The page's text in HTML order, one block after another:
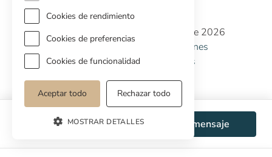
WhatsApp Enviar mensaje
Copyright © Cottage Properties Real Estate 2026
Política de Privacidad
Terminos y Condiciones
Política de CookiesPreferencias de cookies
Cookies de rendimiento
Cookies de preferencias
Cookies de funcionalidad
Aceptar todo Rechazar todo
MOSTRAR DETALLES